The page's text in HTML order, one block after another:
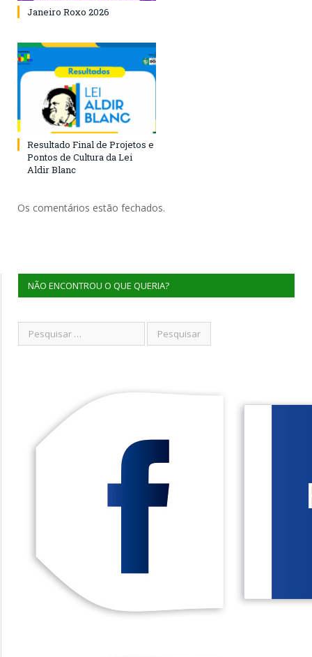
Janeiro Roxo 2026
Resultado Final de Projetos e
Pontos de Cultura da Lei
Aldir Blanc
Os comentários estão fechados.
NÃO ENCONTROU O QUE QUERIA?